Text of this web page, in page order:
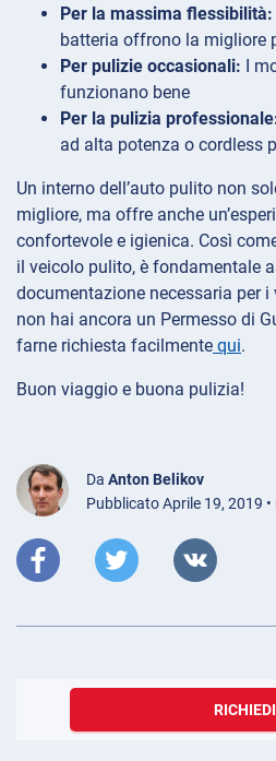
Per la massima flessibilità:
batteria offrono la migliore
Per pulizie occasionali: I
funzionano bene
Per la pulizia
ad alta potenza o cordless
Un interno dell’auto pulito non
migliore, ma offre anche
confortevole e igienica. Così
il veicolo pulito, è fondamentale
documentazione necessaria per
non hai ancora un Permesso di
farne richiesta facilmente qui.
Buon viaggio e buona pulizia!
Da Anton Belikov
Pubblicato Aprile 19, 2019
RICHIEDI